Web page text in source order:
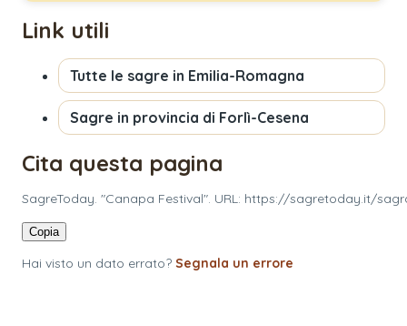
Link utili
Tutte le sagre in Emilia-Romagna
Sagre in provincia di Forlì-Cesena
Cita questa pagina
SagreToday. "Canapa Festival". URL: https://sagretoday.it/
Copia
Hai visto un dato errato? Segnala un errore